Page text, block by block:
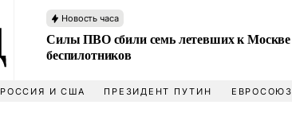
Новость часа
Силы ПВО сбили семь летевших к Москве
беспилотников
РОССИЯ И США ПРЕЗИДЕНТ ПУТИН ЕВРОСОЮЗ